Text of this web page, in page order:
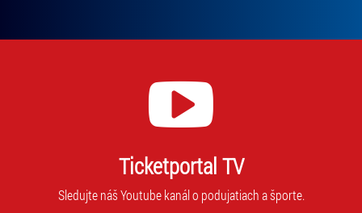
Ticketportal TV
Sledujte náš Youtube kanál o podujatiach a športe.